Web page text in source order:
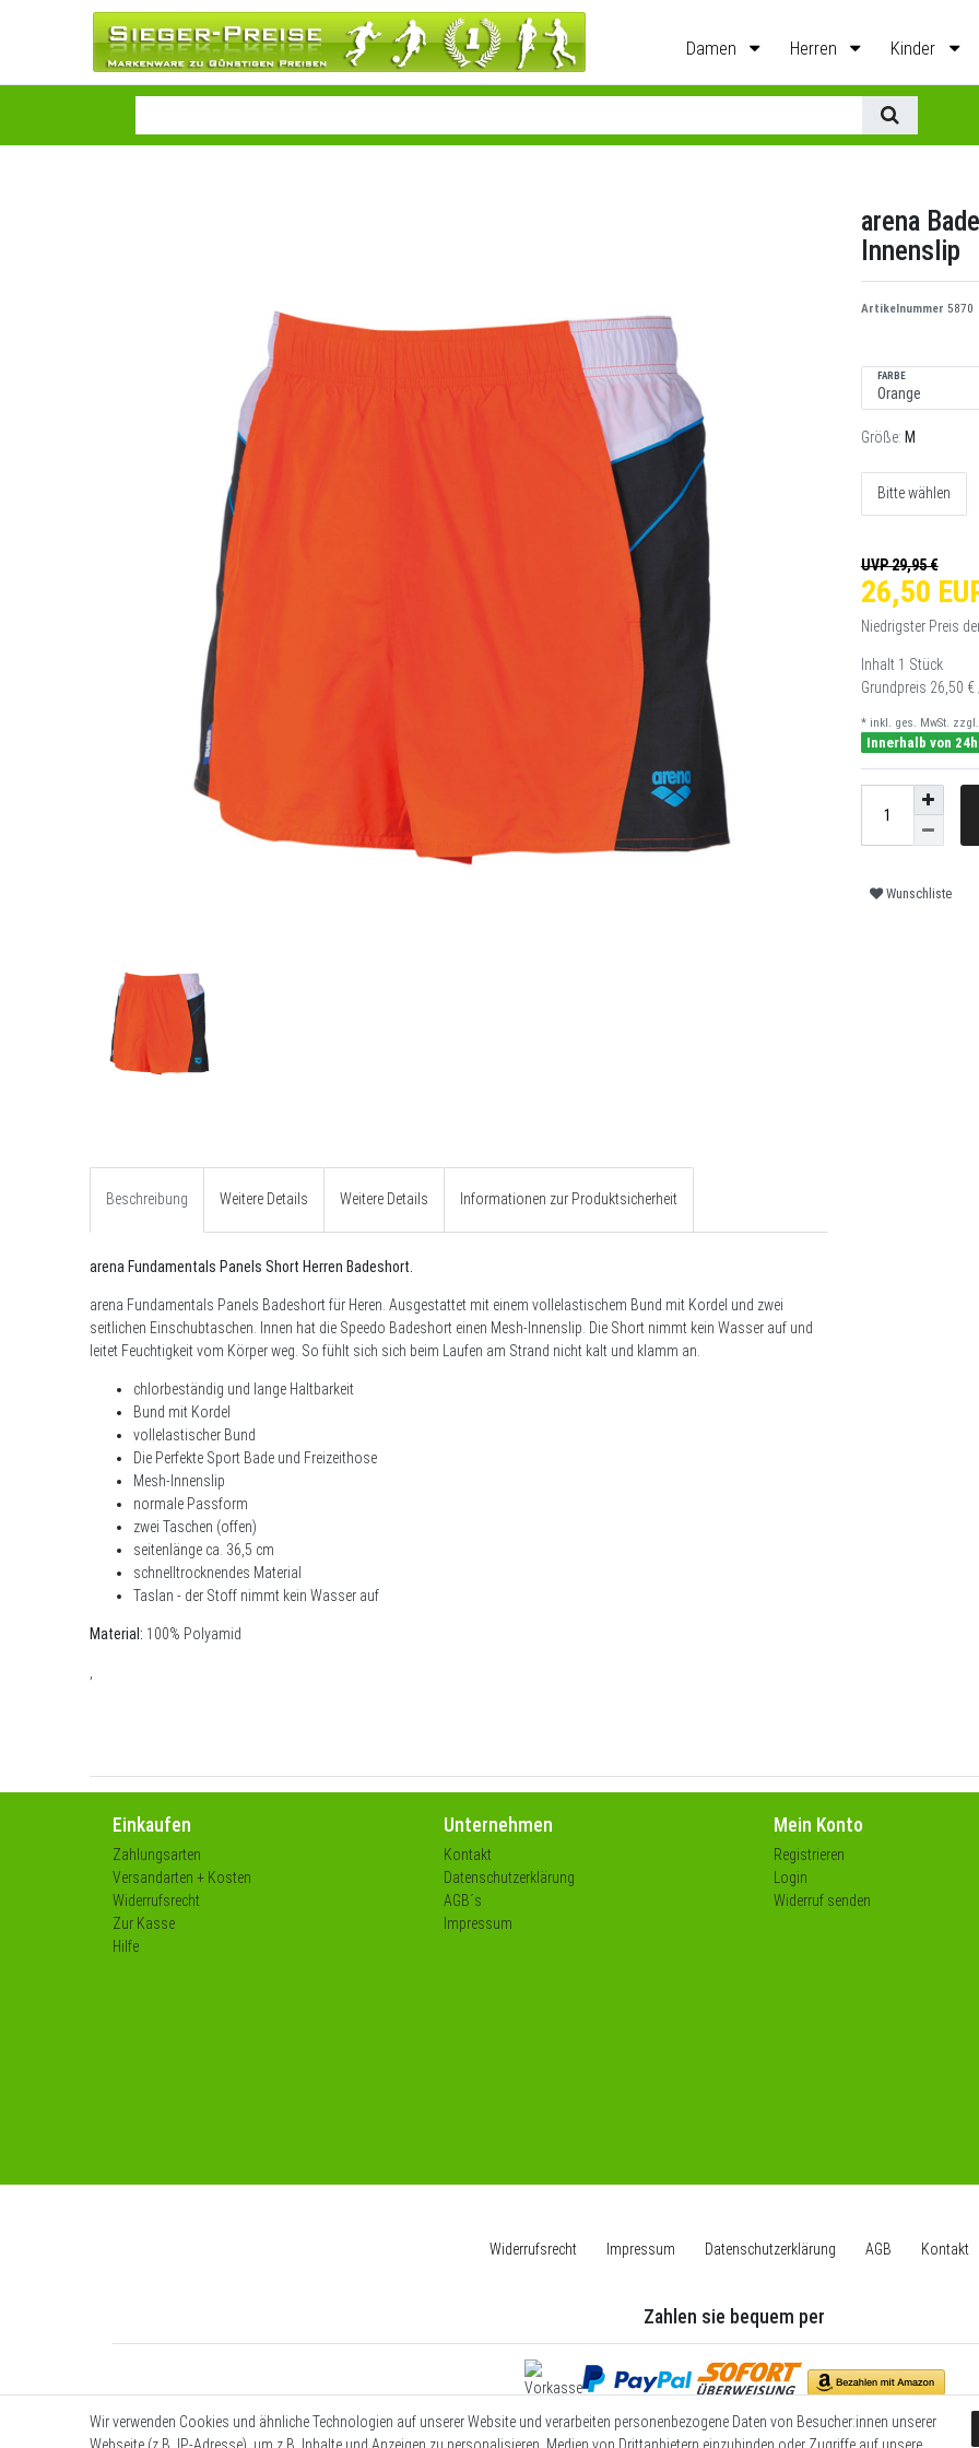
Damen Herren Kinder
arena
Innenslip
Artikelnummer 5870
FARBE
Größe: M
Bitte wählen
UVP 29,95 €
26,50
Niedrigster Preis
Inhalt 1 Stück
Grundpreis 26,50
* inkl. ges. MwSt. zzgl.
Innerhalb von
Wunschliste
Beschreibung Weitere Details Weitere Details Informationen zur Produktsicherheit
arena Fundamentals Panels Short Herren Badeshort.
arena Fundamentals Panels Badeshort für Heren. Ausgestattet mit einem vollelastischem Bund mit Kordel und zwei
seitlichen Einschubtaschen. Innen hat die Speedo Badeshort einen Mesh-Innenslip. Die Short nimmt kein Wasser auf und
leitet Feuchtigkeit vom Körper weg. So fühlt sich sich beim Laufen am Strand nicht kalt und klamm an.
chlorbeständig und lange Haltbarkeit
Bund mit Kordel
vollelastischer Bund
Die Perfekte Sport Bade und Freizeithose
Mesh-Innenslip
normale Passform
zwei Taschen (offen)
seitenlänge ca. 36,5 cm
schnelltrocknendes Material
Taslan - der Stoff nimmt kein Wasser auf
Material: 100% Polyamid
Einkaufen
Zahlungsarten
Versandarten + Kosten
Widerrufsrecht
Zur Kasse
Hilfe
Unternehmen
Kontakt
Datenschutzerklärung
AGB´s
Impressum
Mein Konto
Registrieren
Login
Widerruf senden
Widerrufs­recht Impressum Daten­schutz­erklärung AGB Kontakt
Zahlen sie bequem per
Wir versenden mit
Wir verwenden Cookies und ähnliche Technologien auf unserer Website und verarbeiten personenbezogene Daten von Besucher:innen unserer